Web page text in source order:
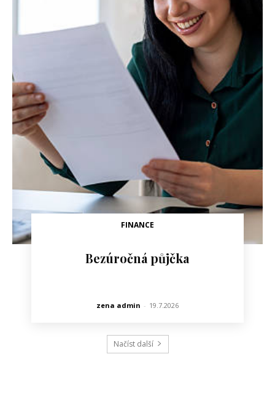
FINANCE
Bezúročná půjčka
zena admin - 19.7.2026
Načíst další